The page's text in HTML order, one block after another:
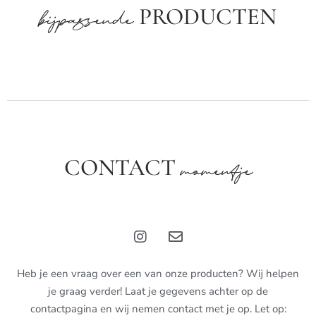
bijpassendePRODUCTEN
CONTACTmomentje
Heb je een vraag over een van onze producten? Wij helpen
je graag verder! Laat je gegevens achter op de
contactpagina en wij nemen contact met je op. Let op: